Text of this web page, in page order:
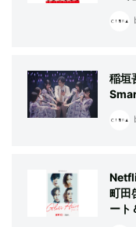
稲垣
町田
ート